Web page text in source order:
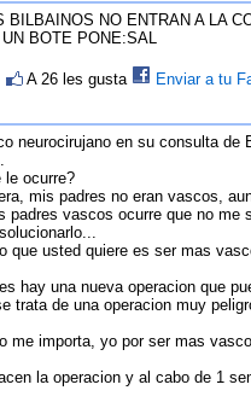
BILBAINOS NO ENTRAN A LA
BOTE PONE:SAL
A 26 les gusta Enviar a tu
neurocirujano en su consulta de
le ocurre?
mis padres no eran vascos,
padres vascos ocurre que no me
que usted quiere es ser mas
hay una nueva operacion que
trata de una operacion muy
me importa, yo por ser mas vasco
la operacion y al cabo de 1